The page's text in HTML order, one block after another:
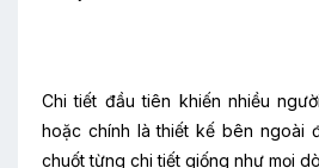
Chi tiết đầu tiên khiến nhiều
hoặc chính là thiết kế bên ngoài
chuốt từng chi tiết giống như mọi